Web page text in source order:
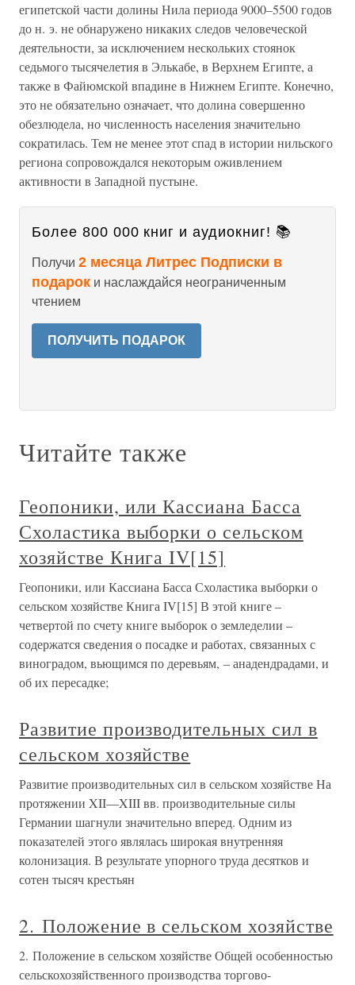
египетской части долины Нила периода 9000–5500 годов
до н. э. не обнаружено никаких следов человеческой
деятельности, за исключением нескольких стоянок
седьмого тысячелетия в Элькабе, в Верхнем Египте, а
также в Файюмской впадине в Нижнем Египте. Конечно,
это не обязательно означает, что долина совершенно
обезлюдела, но численность населения значительно
сократилась. Тем не менее этот спад в истории нильского
региона сопровождался некоторым оживлением
активности в Западной пустыне.
Более 800 000 книг и аудиокниг! 📚
Получи 2 месяца Литрес Подписки в
подарок и наслаждайся неограниченным
чтением
ПОЛУЧИТЬ ПОДАРОК
Читайте также
Геопоники, или Кассиана Басса
Схоластика выборки о сельском
хозяйстве Книга IV[15]
Геопоники, или Кассиана Басса Схоластика выборки о
сельском хозяйстве Книга IV[15] В этой книге –
четвертой по счету книге выборок о земледелии –
содержатся сведения о посадке и работах, связанных с
виноградом, вьющимся по деревьям, – анадендрадами, и
об их пересадке;
Развитие производительных сил в
сельском хозяйстве
Развитие производительных сил в сельском хозяйстве На
протяжении XII—XIII вв. производительные силы
Германии шагнули значительно вперед. Одним из
показателей этого являлась широкая внутренняя
колонизация. В результате упорного труда десятков и
сотен тысяч крестьян
2. Положение в сельском хозяйстве
2. Положение в сельском хозяйстве Общей особенностью
сельскохозяйственного производства торгово-